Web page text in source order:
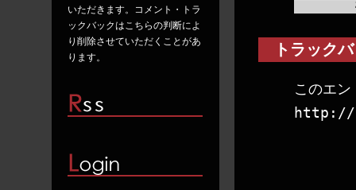
いただきます。コメント・トラ
ックバックはこちらの判断によ
り削除させていただくことがあ
ります。
トラック
このエ
http://